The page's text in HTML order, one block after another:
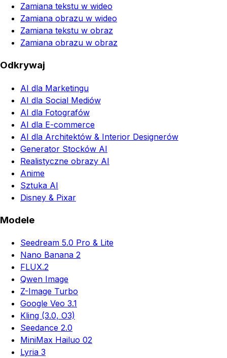
Zamiana tekstu w wideo
Zamiana obrazu w wideo
Zamiana tekstu w obraz
Zamiana obrazu w obraz
Odkrywaj
AI dla Marketingu
AI dla Social Mediów
AI dla Fotografów
AI dla E-commerce
AI dla Architektów & Interior Designerów
Generator Stocków AI
Realistyczne obrazy AI
Anime
Sztuka AI
Disney & Pixar
Modele
Seedream 5.0 Pro & Lite
Nano Banana 2
FLUX.2
Qwen Image
Z-Image Turbo
Google Veo 3.1
Kling (3.0, O3)
Seedance 2.0
MiniMax Hailuo 02
Lyria 3